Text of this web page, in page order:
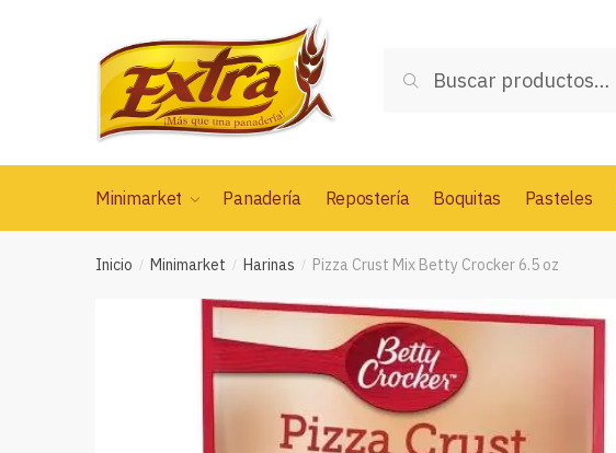
por:
Buscar
Minimarket Panadería Repostería Boquitas Pasteles
Inicio / Minimarket / Harinas / Pizza Crust Mix Betty Crocker 6.5 oz